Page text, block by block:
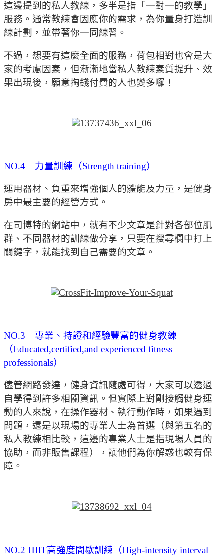
這邊提到的私人教練，多半是指「一對一的教學」
服務。通常教練會因應你的需求，為你量身打造訓
練計劃，並帶著你一同練習。
不過，想要有這麼全面的服務，荷包相對也會是大
家的考慮因素，但漸漸地當私人教練素質提升、效
果出現後，願意掏錢付費的人也變多囉！
NO.4 力量訓練（Strength training）
運用器材、負重來增強個人的體能及力量，是健身
房中最主要的經營方式。
在司博特的網站中，就有不少文章是針對各部位肌
群、不同器材的訓練做分享，只要在搜尋欄中打上
關鍵字，就能找到自己需要的文章。
NO.3 專業、持證和經驗豐富的健身教練
（Educated,certified,and experienced fitness
professionals）
儘管網路發達，健身資訊隨處可得，大家可以透過
自學得到許多相關資訊。但實際上對剛接觸健身運
動的人來說，在操作器材、執行動作時，如果遇到
問題，還是以現場的專業人士為首選（與第五名的
私人教練相比較，這邊的專業人士是指現場人員的
協助，而非販售課程），讓他們為你解惑也較有保
障。
NO.2 HIIT高強度間歇訓練（High-intensity interval